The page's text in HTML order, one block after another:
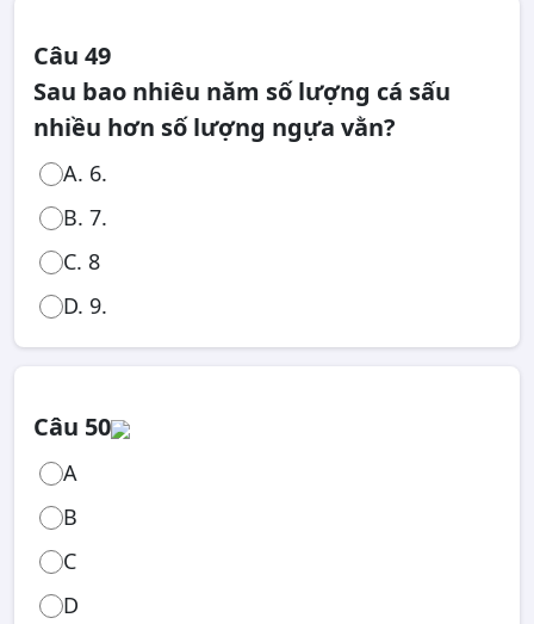
Câu 49
Sau bao nhiêu năm số lượng cá sấu
nhiều hơn số lượng ngựa vằn?
A. 6.
B. 7.
C. 8
D. 9.
Câu 50
A
B
C
D